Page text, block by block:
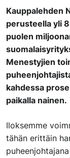
Kauppalehden
perusteella yli
puolen
Menestyjien
kahdessa
paikalla nainen.
Iloksemme
tähän erittäin